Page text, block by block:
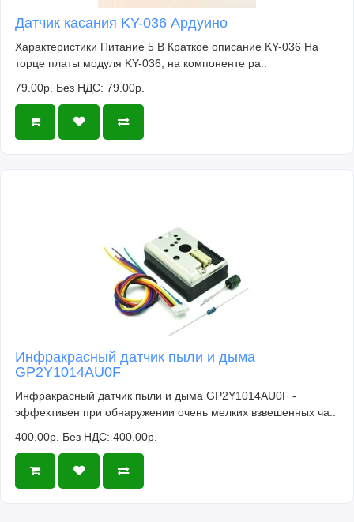
Датчик касания KY-036 Ардуино
Характеристики Питание 5 В Краткое описание KY-036 На
торце платы модуля KY-036, на компоненте ра..
79.00р. Без НДС: 79.00р.
Инфракрасный датчик пыли и дыма
GP2Y1014AU0F
Инфракрасный датчик пыли и дыма GP2Y1014AU0F -
эффективен при обнаружении очень мелких взвешенных ча..
400.00р. Без НДС: 400.00р.